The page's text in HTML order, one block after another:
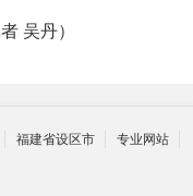
吴丹）
福建省设区市
专业网站